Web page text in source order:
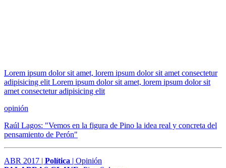
Lorem ipsum dolor sit amet, lorem ipsum dolor sit amet consectetur
adipisicing elit Lorem ipsum dolor sit amet, lorem ipsum dolor sit
amet consectetur adipisicing elit
opinión
Raúl Lagos: "Vemos en la figura de Pino la idea real y concreta del
pensamiento de Perón"
ABR 2017 | Política | Opinión